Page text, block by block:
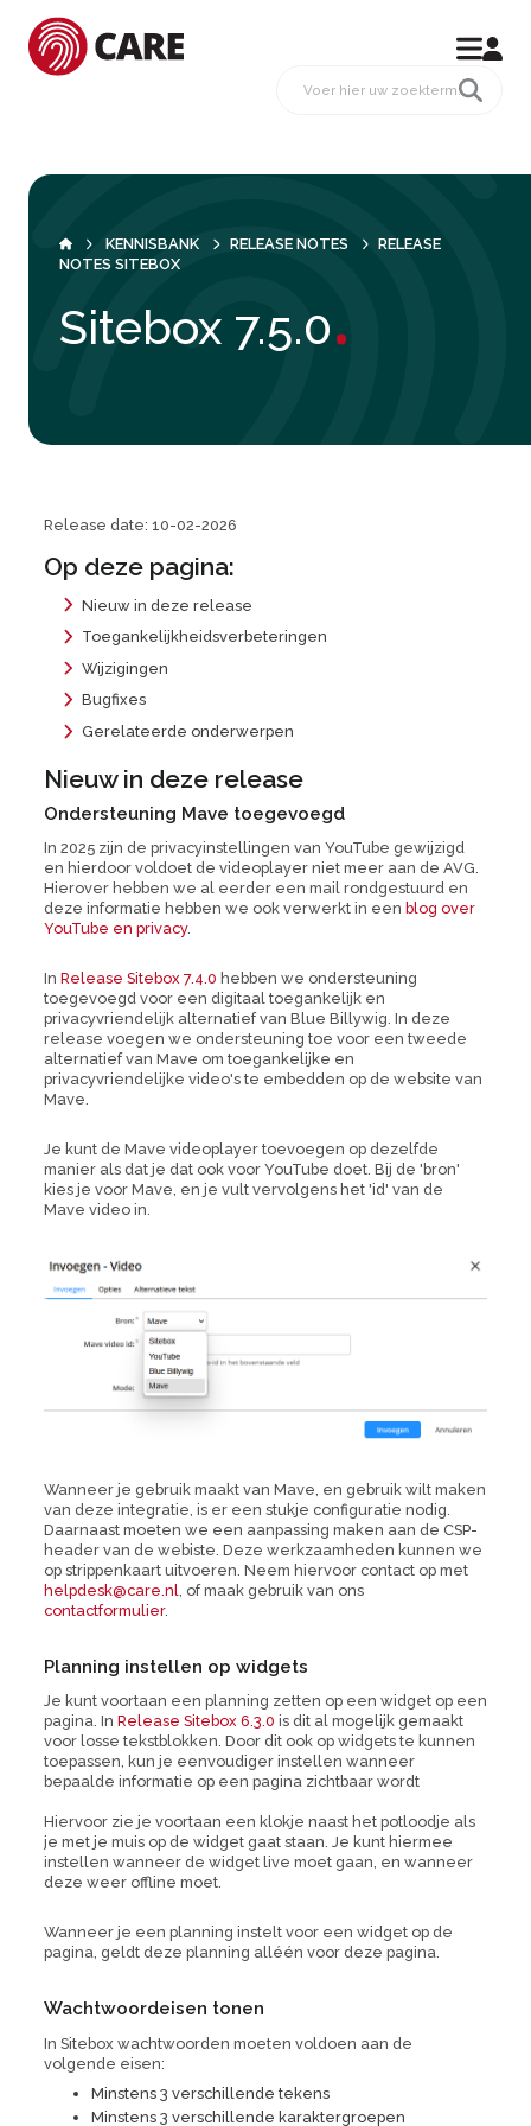
KENNISBANK RELEASE NOTES
RELEASE
NOTES SITEBOX
Sitebox 7.5.0.
Release date: 10-02-2026
Op deze pagina:
Nieuw in deze release
Toegankelijkheidsverbeteringen
Wijzigingen
Bugfixes
Gerelateerde onderwerpen
Nieuw in deze release
Ondersteuning Mave toegevoegd
In 2025 zijn de privacyinstellingen van YouTube gewijzigd
en hierdoor voldoet de videoplayer niet meer aan de AVG.
Hierover hebben we al eerder een mail rondgestuurd en
deze informatie hebben we ook verwerkt in een blog over
YouTube en privacy.
In Release Sitebox 7.4.0 hebben we ondersteuning
toegevoegd voor een digitaal toegankelijk en
privacyvriendelijk alternatief van Blue Billywig. In deze
release voegen we ondersteuning toe voor een tweede
alternatief van Mave om toegankelijke en
privacyvriendelijke video's te embedden op de website van
Mave.
Je kunt de Mave videoplayer toevoegen op dezelfde
manier als dat je dat ook voor YouTube doet. Bij de 'bron'
kies je voor Mave, en je vult vervolgens het 'id' van de
Mave video in.
Wanneer je gebruik maakt van Mave, en gebruik wilt maken
van deze integratie, is er een stukje configuratie nodig.
Daarnaast moeten we een aanpassing maken aan de CSP-
header van de webiste. Deze werkzaamheden kunnen we
op strippenkaart uitvoeren. Neem hiervoor contact op met
helpdesk@care.nl , of maak gebruik van ons
contactformulier.
Planning instellen op widgets
Je kunt voortaan een planning zetten op een widget op een
pagina. In Release Sitebox 6.3.0 is dit al mogelijk gemaakt
voor losse tekstblokken. Door dit ook op widgets te kunnen
toepassen, kun je eenvoudiger instellen wanneer
bepaalde informatie op een pagina zichtbaar wordt
Hiervoor zie je voortaan een klokje naast het potloodje als
je met je muis op de widget gaat staan. Je kunt hiermee
instellen wanneer de widget live moet gaan, en wanneer
deze weer offline moet.
Wanneer je een planning instelt voor een widget op de
pagina, geldt deze planning alléén voor deze pagina.
Wachtwoordeisen tonen
In Sitebox wachtwoorden moeten voldoen aan de
volgende eisen:
Minstens 3 verschillende tekens
Minstens 3 verschillende karaktergroepen